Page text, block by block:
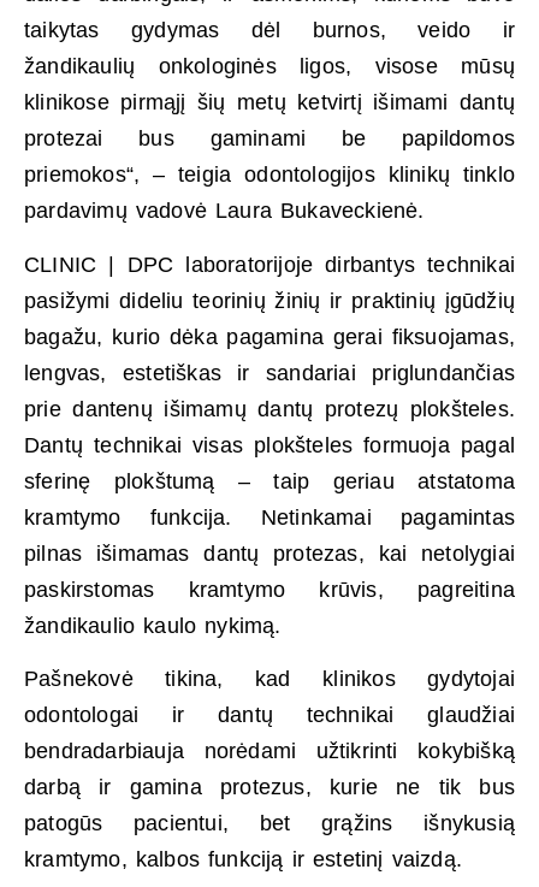
taikytas gydymas dėl burnos, veido ir
žandikaulių onkologinės ligos, visose mūsų
klinikose pirmąjį šių metų ketvirtį išimami dantų
protezai bus gaminami be papildomos
priemokos“, – teigia odontologijos klinikų tinklo
pardavimų vadovė Laura Bukaveckienė.
CLINIC | DPC laboratorijoje dirbantys technikai
pasižymi dideliu teorinių žinių ir praktinių įgūdžių
bagažu, kurio dėka pagamina gerai fiksuojamas,
lengvas, estetiškas ir sandariai priglundančias
prie dantenų išimamų dantų protezų plokšteles.
Dantų technikai visas plokšteles formuoja pagal
sferinę plokštumą – taip geriau atstatoma
kramtymo funkcija. Netinkamai pagamintas
pilnas išimamas dantų protezas, kai netolygiai
paskirstomas kramtymo krūvis, pagreitina
žandikaulio kaulo nykimą.
Pašnekovė tikina, kad klinikos gydytojai
odontologai ir dantų technikai glaudžiai
bendradarbiauja norėdami užtikrinti kokybišką
darbą ir gamina protezus, kurie ne tik bus
patogūs pacientui, bet grąžins išnykusią
kramtymo, kalbos funkciją ir estetinį vaizdą.